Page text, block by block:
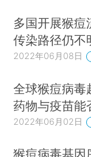
多国开展猴痘
传染路径仍不
2022年06月08日
全球猴痘病
药物与疫苗能
2022年06月02日
猴痘病毒基因